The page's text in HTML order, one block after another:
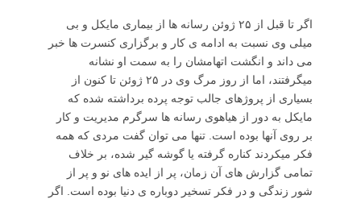
اگر تا قبل از ۲۵ ژوئن رسانه ها از بیماری مایکل و بی
میلی وی نسبت به ادامه ی کار و برگزاری کنسرت ها خبر
می داند و انگشت اتهامشان را به سمت او نشانه
میگرفتند، اما از روز مرگ وی در ۲۵ ژوئن تا کنون از
بسیاری از پروژهای جالب توجه پرده برداشته شده که
مایکل به دور از هیاهوی رسانه ها سرگرم مدیریت و کار
بر روی آنها بوده است. تنها می توان گفت مردی که همه
فکر میکردند کناره گرفته یا گوشه گیر شده، بر خلاف
تمامی گزارش های آن زمان، پر از ایده های نو و پر از
شور زندگی و در فکر تسخیر دوباره ی دنیا بوده است. اگر